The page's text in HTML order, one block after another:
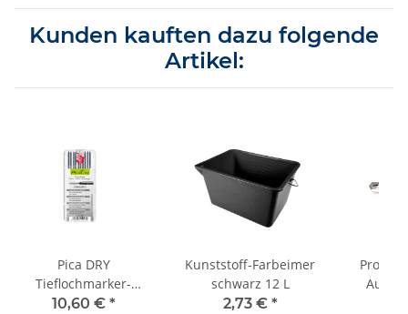
Kunden kauften dazu folgende
Artikel:
Pica DRY
Tieflochmarker-
Ersatzminen Graphit
10,60 € *
Kunststoff-Farbeimer
schwarz 12 L
2,73 € *
Profi-
Auto-